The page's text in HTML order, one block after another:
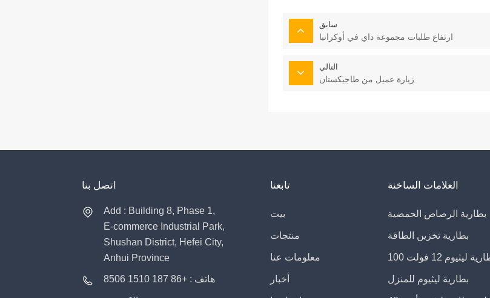
سابق
ارتفاع طلبات مجموعة داي في أوكرانيا
التالي
زيارة عميل من طاجيكستان
اتصل بنا
Add : Building 8, Phase 1,
E-commerce Industrial Park,
Shushan District, Hefei City,
Anhui Province
هاتف : +86 187 1510 8506
تابعنا
بيت
منتجات
معلومات عنا
أخبار
العلامات الساخنة
بطارية الرصاص الحمضية
بطارية تخزين الطاقة
بطارية ليثيوم للمنزل